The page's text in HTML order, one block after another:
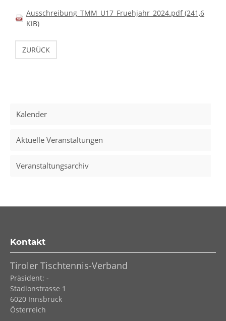
Ausschreibung_TMM_U17_Fruehjahr_2024.pdf(241,6
KiB)
ZURÜCK
Kalender
Aktuelle Veranstaltungen
Veranstaltungsarchiv
Kontakt
Tiroler Tischtennis-Verband
Präsident: -
Stadionstrasse 1
6020 Innsbruck
Österreich